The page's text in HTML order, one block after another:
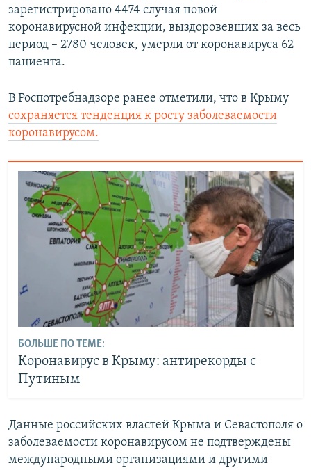
зарегистрировано 4474 случая новой
коронавирусной инфекции, выздоровевших за весь
период – 2780 человек, умерли от коронавируса 62
пациента.
В Роспотребнадзоре ранее отметили, что в Крыму
сохраняется тенденция к росту заболеваемости
коронавирусом.
БОЛЬШЕ ПО ТЕМЕ:
Коронавирус в Крыму: антирекорды с
Путиным
Данные российских властей Крыма и Севастополя о
заболеваемости коронавирусом не подтверждены
международными организациями и другими